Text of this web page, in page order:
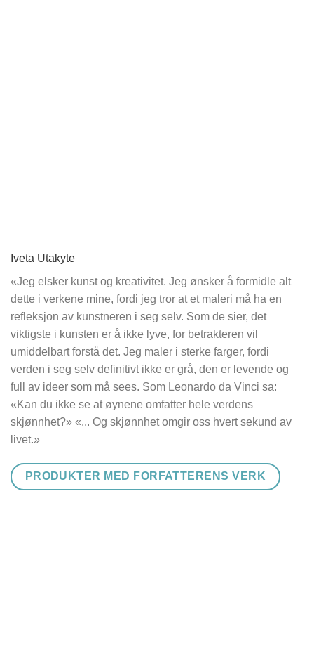
Iveta Utakyte
«Jeg elsker kunst og kreativitet. Jeg ønsker å formidle alt
dette i verkene mine, fordi jeg tror at et maleri må ha en
refleksjon av kunstneren i seg selv. Som de sier, det
viktigste i kunsten er å ikke lyve, for betrakteren vil
umiddelbart forstå det. Jeg maler i sterke farger, fordi
verden i seg selv definitivt ikke er grå, den er levende og
full av ideer som må sees. Som Leonardo da Vinci sa:
«Kan du ikke se at øynene omfatter hele verdens
skjønnhet?» «... Og skjønnhet omgir oss hvert sekund av
livet.»
PRODUKTER MED FORFATTERENS VERK